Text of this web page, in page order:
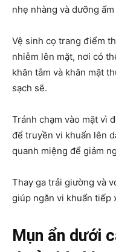
nhẹ nhàng và dưỡng
Vệ sinh cọ trang điểm
nhiễm lên mặt, nơi có
khăn tắm và khăn mặt
sạch sẽ.
Tránh chạm vào mặt vì
để truyền vi khuẩn lên
quanh miệng để giảm
Thay ga trải giường và
giúp ngăn vi khuẩn tiếp
Mụn ẩn dưới